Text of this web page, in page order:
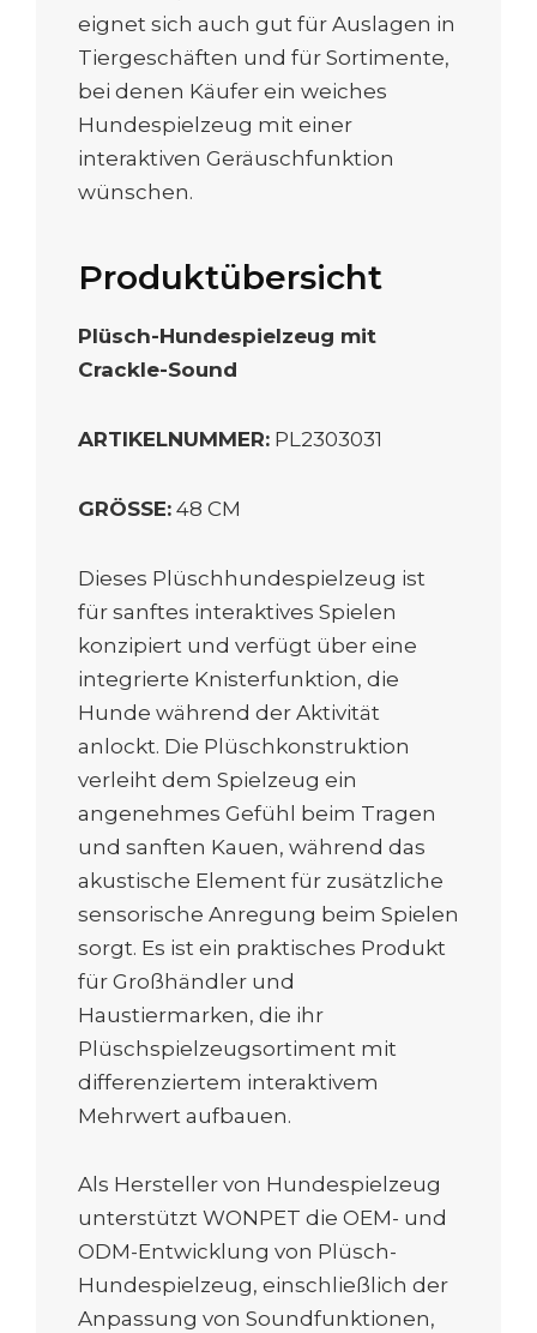
eignet sich auch gut für Auslagen in
Tiergeschäften und für Sortimente,
bei denen Käufer ein weiches
Hundespielzeug mit einer
interaktiven Geräuschfunktion
wünschen.
Produktübersicht
Plüsch-Hundespielzeug mit
Crackle-Sound
ARTIKELNUMMER: PL2303031
GRÖSSE: 48 CM
Dieses Plüschhundespielzeug ist
für sanftes interaktives Spielen
konzipiert und verfügt über eine
integrierte Knisterfunktion, die
Hunde während der Aktivität
anlockt. Die Plüschkonstruktion
verleiht dem Spielzeug ein
angenehmes Gefühl beim Tragen
und sanften Kauen, während das
akustische Element für zusätzliche
sensorische Anregung beim Spielen
sorgt. Es ist ein praktisches Produkt
für Großhändler und
Haustiermarken, die ihr
Plüschspielzeugsortiment mit
differenziertem interaktivem
Mehrwert aufbauen.
Als Hersteller von Hundespielzeug
unterstützt WONPET die OEM- und
ODM-Entwicklung von Plüsch-
Hundespielzeug, einschließlich der
Anpassung von Soundfunktionen,